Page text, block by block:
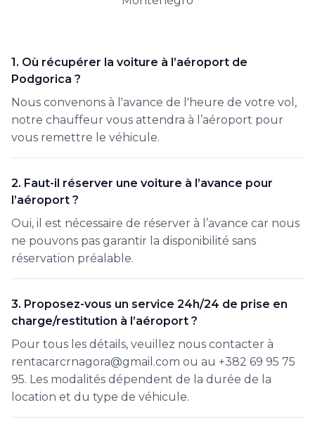
1. Où récupérer la voiture à l’aéroport de
Podgorica ?
Nous convenons à l'avance de l'heure de votre vol,
notre chauffeur vous attendra à l’aéroport pour
vous remettre le véhicule.
2. Faut-il réserver une voiture à l’avance pour
l’aéroport ?
Oui, il est nécessaire de réserver à l’avance car nous
ne pouvons pas garantir la disponibilité sans
réservation préalable.
3. Proposez-vous un service 24h/24 de prise en
charge/restitution à l’aéroport ?
Pour tous les détails, veuillez nous contacter à
rentacarcrnagora@gmail.com ou au +382 69 95 75
95. Les modalités dépendent de la durée de la
location et du type de véhicule.